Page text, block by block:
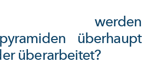
werden
überhaupt
überarbeitet?